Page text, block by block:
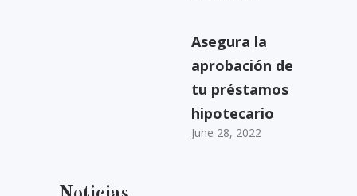
Asegura la
aprobación de
tu préstamos
hipotecario
June 28, 2022